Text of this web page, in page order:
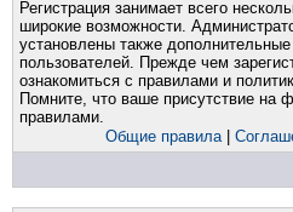
Регистрация занимает всего
широкие возможности.
установлены также
пользователей. Прежде чем
ознакомиться с правилами и
Помните, что ваше присутствие на
правилами.
Общие правила|